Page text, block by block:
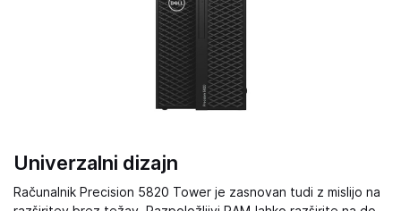
Univerzalni dizajn
Računalnik Precision 5820 Tower je zasnovan tudi z mislijo na